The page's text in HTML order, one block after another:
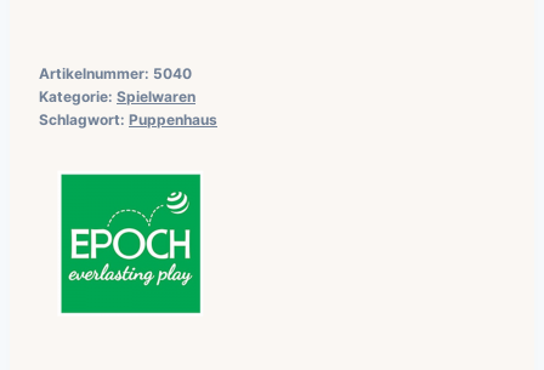
Artikelnummer: 5040
Kategorie: Spielwaren
Schlagwort: Puppenhaus